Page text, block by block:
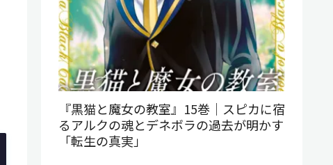
『黒猫と魔女の教室』15巻｜スピカに宿
るアルクの魂とデネボラの過去が明かす
「転生の真実」